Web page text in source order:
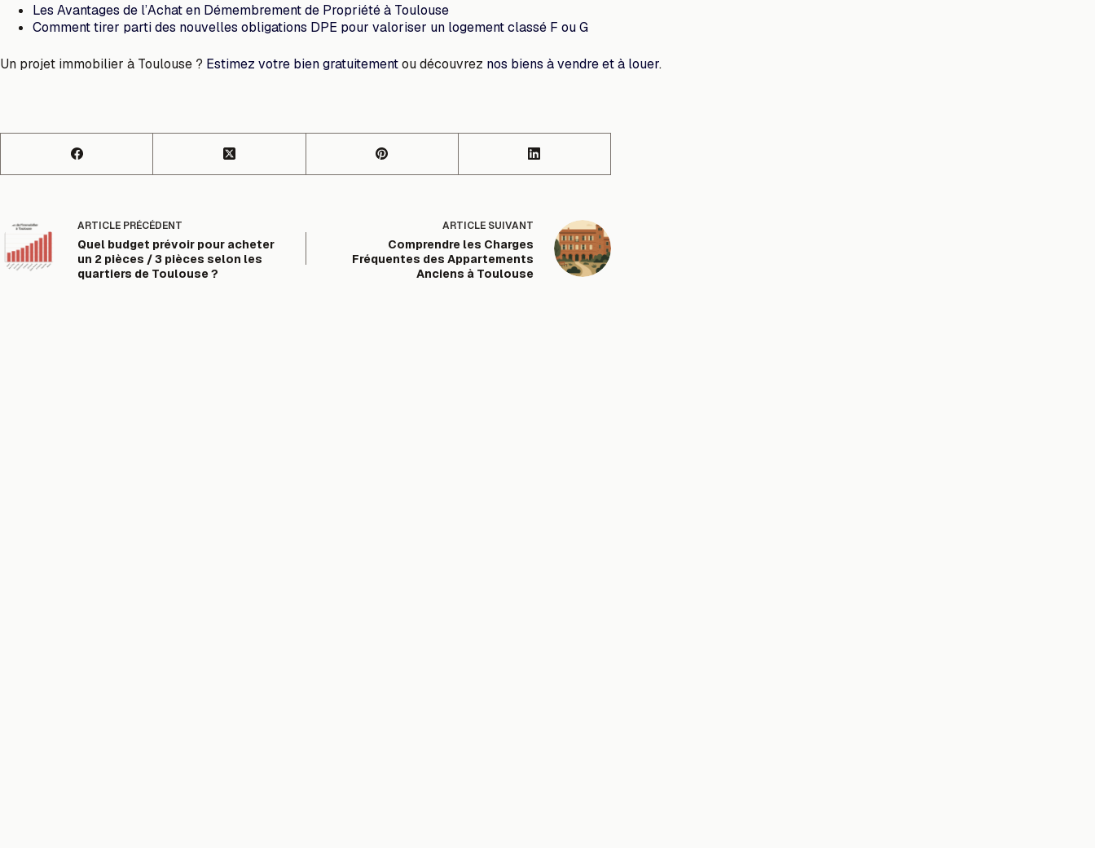
Les Avantages de l’Achat en Démembrement de Propriété à Toulouse
Comment tirer parti des nouvelles obligations DPE pour valoriser un logement classé F ou G
Un projet immobilier à Toulouse ? Estimez votre bien gratuitementou découvrez nos biens à vendre et à louer.
ARTICLE PRÉCÉDENT
Quel budget prévoir pour acheter
un 2 pièces / 3 pièces selon les
quartiers de Toulouse ?
ARTICLE SUIVANT
Comprendre les Charges
Fréquentes des Appartements
Anciens à Toulouse